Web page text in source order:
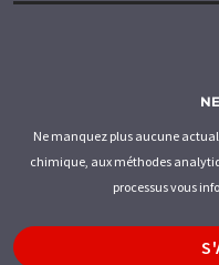
Ne manquez plus aucune
chimique, aux méthodes
processus vous